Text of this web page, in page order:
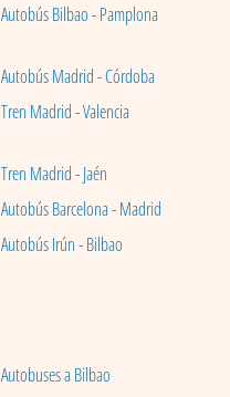
Autobús Bilbao - Pamplona
Autobús Madrid - Córdoba
Tren Madrid - Valencia
Tren Madrid - Jaén
Autobús Barcelona - Madrid
Autobús Irún - Bilbao
Autobuses a Bilbao